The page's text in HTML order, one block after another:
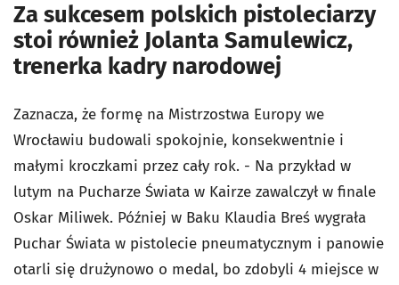
Za sukcesem polskich pistoleciarzy
stoi również Jolanta Samulewicz,
trenerka kadry narodowej
Zaznacza, że formę na Mistrzostwa Europy we
Wrocławiu budowali spokojnie, konsekwentnie i
małymi kroczkami przez cały rok. - Na przykład w
lutym na Pucharze Świata w Kairze zawalczył w finale
Oskar Miliwek. Później w Baku Klaudia Breś wygrała
Puchar Świata w pistolecie pneumatycznym i panowie
otarli się drużynowo o medal, bo zdobyli 4 miejsce w